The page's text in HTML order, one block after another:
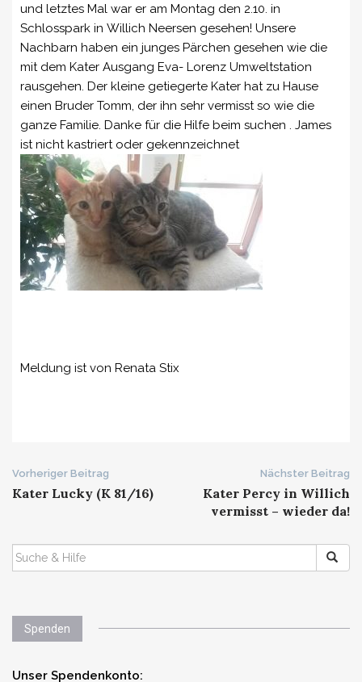
und letztes Mal war er am Montag den 2.10. in
Schlosspark in Willich Neersen gesehen! Unsere
Nachbarn haben ein junges Pärchen gesehen wie die
mit dem Kater Ausgang Eva- Lorenz Umweltstation
rausgehen. Der kleine getiegerte Kater hat zu Hause
einen Bruder Tomm, der ihn sehr vermisst so wie die
ganze Familie. Danke für die Hilfe beim suchen . James
ist nicht kastriert oder gekennzeichnet
Meldung ist von Renata Stix
Beitrags-
Navigation
Vorheriger Beitrag
Kater Lucky (K 81/16)
Nächster Beitrag
Kater Percy in Willich
vermisst – wieder da!
SUCHEN
NACH:
Spenden
Unser Spendenkonto: